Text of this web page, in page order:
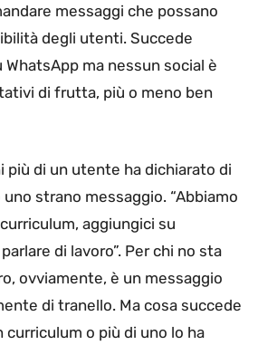
messaggi che possano
degli utenti. Succede
ma nessun social è
di frutta, più o meno ben
più di un utente ha dichiarato di
strano messaggio. “Abbiamo
aggiungici su
di lavoro”. Per chi no sta
ovviamente, è un messaggio
di tranello. Ma cosa succede
curriculum o più di uno lo ha